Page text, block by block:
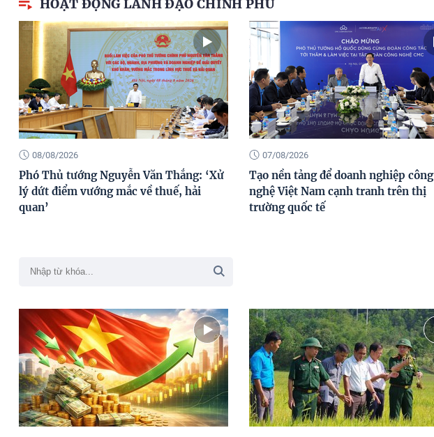
HOẠT ĐỘNG LÃNH ĐẠO CHÍNH PHỦ
08/08/2026
Phó Thủ tướng Nguyễn Văn Thắng: ‘Xử
lý dứt điểm vướng mắc về thuế, hải
quan’
07/08/2026
Tạo nền tảng để doanh nghiệp công
nghệ Việt Nam cạnh tranh trên thị
trường quốc tế